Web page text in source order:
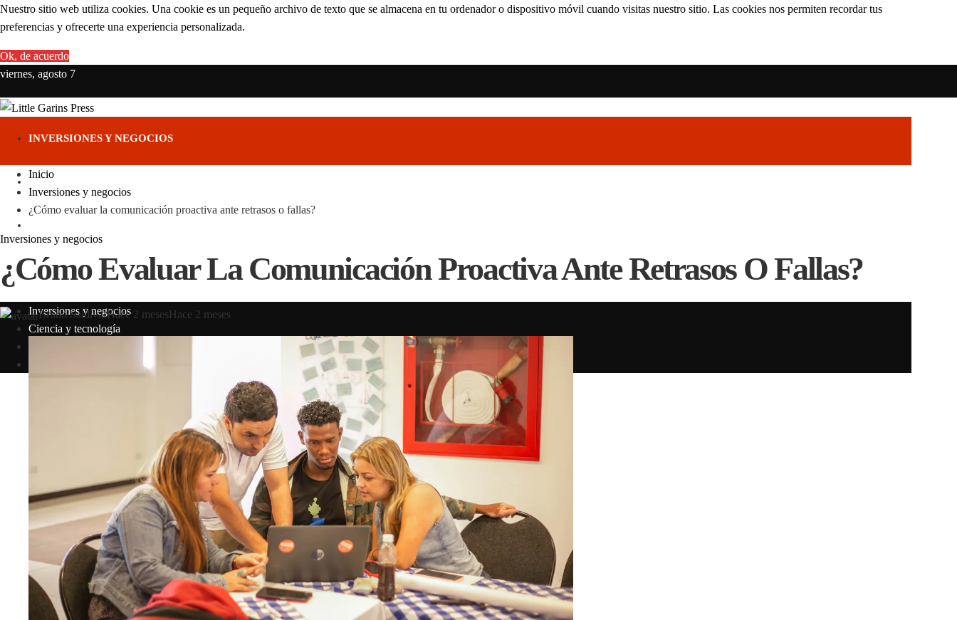
Nuestro sitio web utiliza cookies. Una cookie es un pequeño archivo de texto que se almacena en tu ordenador o dispositivo móvil cuando visitas nuestro sitio. Las cookies nos permiten recordar tus
preferencias y ofrecerte una experiencia personalizada.
Ok, de acuerdo
viernes, agosto 7
INVERSIONES Y NEGOCIOS
CIENCIA Y TECNOLOGÍA
CULTURA Y OCIO
Inversiones y negocios
Ciencia y tecnología
Inicio
Inversiones y negocios
¿Cómo evaluar la comunicación proactiva ante retrasos o fallas?
Inversiones y negocios
¿Cómo Evaluar La Comunicación Proactiva Ante Retrasos O Fallas?
Bruno SaldívarHace 2 mesesHace 2 meses